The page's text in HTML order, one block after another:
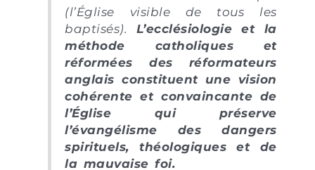
(l’Église visible de tous les
baptisés). L’ecclésiologie et la
méthode catholiques et
réformées des réformateurs
anglais constituent une vision
cohérente et convaincante de
l’Église qui préserve
l’évangélisme des dangers
spirituels, théologiques et de
la mauvaise foi.